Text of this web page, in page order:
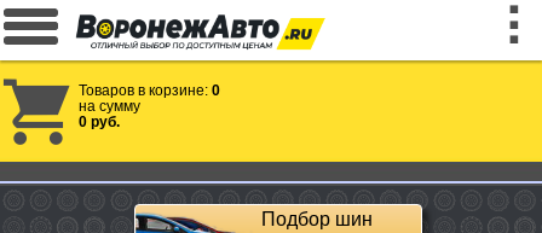
Товаров в корзине: 0
на сумму
0 руб.
Подбор шин